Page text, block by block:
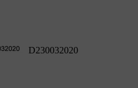
D230032020